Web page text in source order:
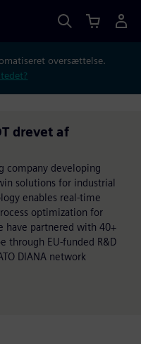
oversættelse.
drevet af
company developing
solutions for industrial
enables real-time
optimization for
have partnered with 40+
through EU-funded R&D
DIANA network